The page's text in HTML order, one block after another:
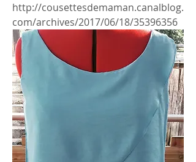
http://cousettesdemaman.canalblog.
com/archives/2017/06/18/35396356